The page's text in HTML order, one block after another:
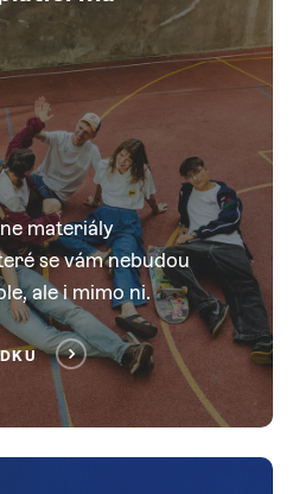
materiály
se vám nebudou
ale i mimo ni.